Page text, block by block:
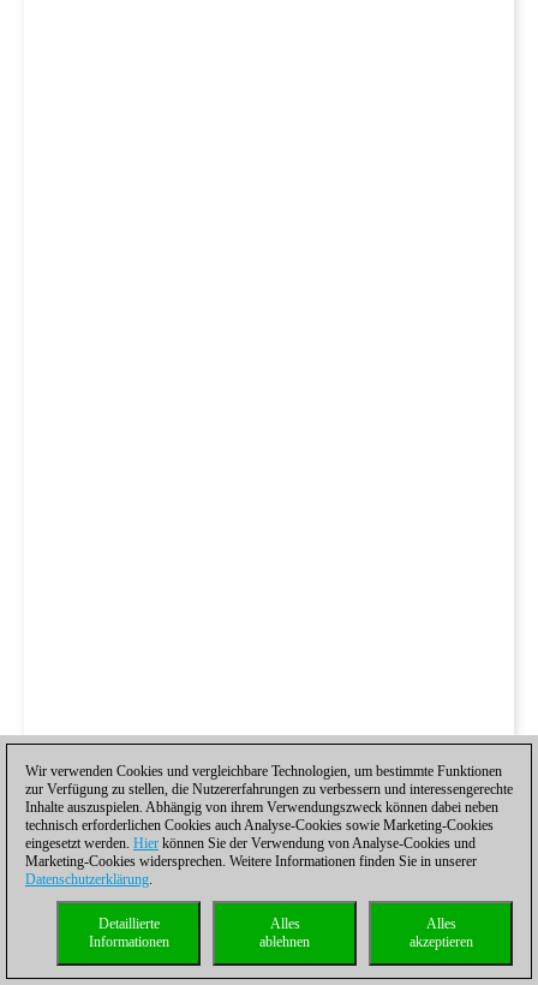
Wir verwenden Cookies und vergleichbare Technologien, um bestimmte Funktionen
zur Verfügung zu stellen, die Nutzererfahrungen zu verbessern und interessengerechte
Inhalte auszuspielen. Abhängig von ihrem Verwendungszweck können dabei neben
technisch erforderlichen Cookies auch Analyse-Cookies sowie Marketing-Cookies
eingesetzt werden. Hier können Sie der Verwendung von Analyse-Cookies und
Marketing-Cookies widersprechen. Weitere Informationen finden Sie in unserer
Datenschutzerklärung.
Alles
akzeptieren
Alles
ablehnen
Detaillierte
Informationen